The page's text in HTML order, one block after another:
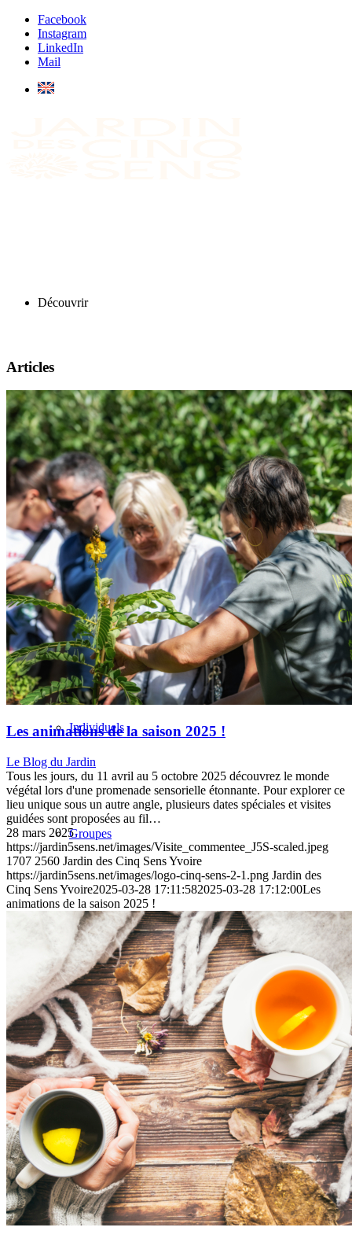
Facebook
Instagram
LinkedIn
Mail
Découvrir
Présentation
Informations pratiques
Billetterie
Individuels
Groupes
Boutique
Blog
Menu
Articles
Les animations de la saison 2025 !
Le Blog du Jardin
Tous les jours, du 11 avril au 5 octobre 2025 découvrez le monde
végétal lors d'une promenade sensorielle étonnante. Pour explorer ce
lieu unique sous un autre angle, plusieurs dates spéciales et visites
guidées sont proposées au fil…
28 mars 2025
https://jardin5sens.net/images/Visite_commentee_J5S-scaled.jpeg
1707 2560 Jardin des Cinq Sens Yvoire
https://jardin5sens.net/images/logo-cinq-sens-2-1.png Jardin des
Cinq Sens Yvoire2025-03-28 17:11:582025-03-28 17:12:00Les
animations de la saison 2025 !